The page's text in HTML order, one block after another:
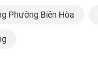
Phường Biên Hòa